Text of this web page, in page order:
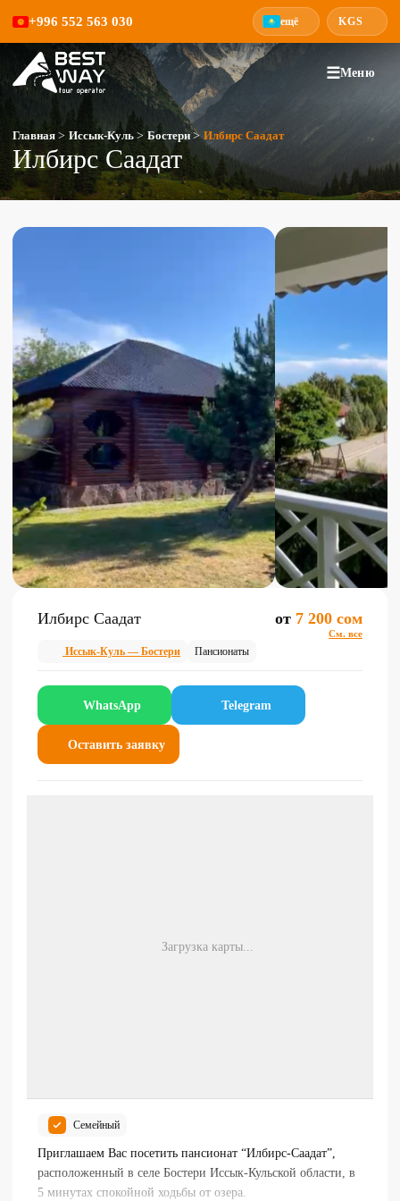
+996 552 563 030 ещё KGS
☰Меню
Главная > Иссык-Куль > Бостери > Илбирс Саадат
Илбирс Саадат
Илбирс Саадат от 7 200 сом
См. все
Иссык-Куль — Бостери Пансионаты
WhatsApp Telegram
Оставить заявку
Загрузка карты...
Семейный
Приглашаем Вас посетить пансионат “Илбирс-Саадат”,
расположенный в селе Бостери Иссык-Кульской области, в
5 минутах спокойной ходьбы от озера.